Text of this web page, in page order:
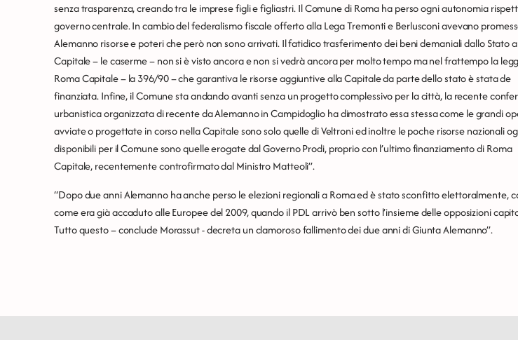
senza trasparenza, creando tra le imprese figli e figliastri. Il Comune di Roma ha perso ogni autonomia
governo centrale. In cambio del federalismo fiscale offerto alla Lega Tremonti e Berlusconi avevano
Alemanno risorse e poteri che però non sono arrivati. Il fatidico trasferimento dei beni demaniali dallo Stato
Capitale – le caserme – non si è visto ancora e non si vedrà ancora per molto tempo ma nel frattempo la
Roma Capitale – la 396/90 – che garantiva le risorse aggiuntive alla Capitale da parte dello stato è stata de
finanziata. Infine, il Comune sta andando avanti senza un progetto complessivo per la città, la recente
urbanistica organizzata di recente da Alemanno in Campidoglio ha dimostrato essa stessa come le grandi
avviate o progettate in corso nella Capitale sono solo quelle di Veltroni ed inoltre le poche risorse nazionali
disponibili per il Comune sono quelle erogate dal Governo Prodi, proprio con l’ultimo finanziamento di Roma
Capitale, recentemente controfirmato dal Ministro Matteoli”.
“Dopo due anni Alemanno ha anche perso le elezioni regionali a Roma ed è stato sconfitto elettoralmente,
come era già accaduto alle Europee del 2009, quando il PDL arrivò ben sotto l’insieme delle opposizioni
Tutto questo – conclude Morassut - decreta un clamoroso fallimento dei due anni di Giunta Alemanno”.